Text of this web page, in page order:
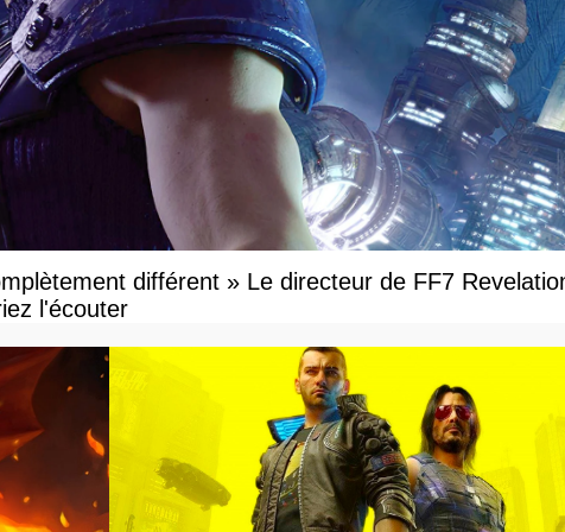
différent » Le directeur de FF7
l'écouter